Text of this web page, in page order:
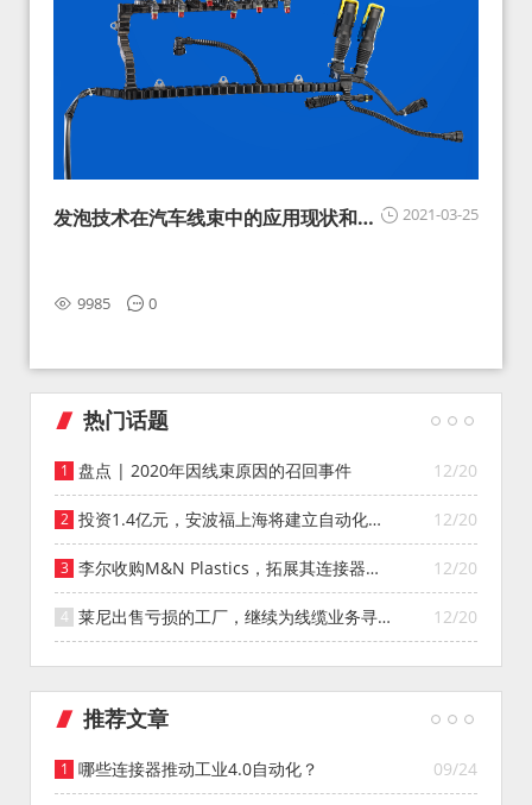
2021-03-25
发泡技术在汽车线束中的应用现状和展
9985 0
热门话题
12/20
盘点 | 2020年因线束原因的召回事件
12/20
投资1.4亿元，安波福上海将建立自动化智
能仓库
12/20
李尔收购M&N Plastics，拓展其连接器系
统业务
12/20
莱尼出售亏损的工厂，继续为线缆业务寻找
投资者
推荐文章
09/24
哪些连接器推动工业4.0自动化？